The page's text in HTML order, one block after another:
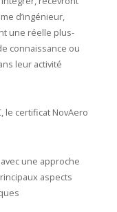
d’ingénieur,
une réelle plus-
connaissance ou
leur activité
le certificat NovAero
avec une approche
aspects